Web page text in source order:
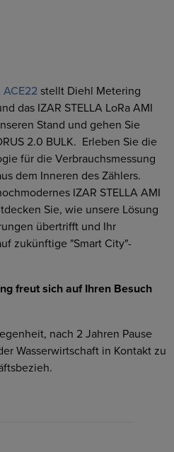
ACE22stellt Diehl Metering
das IZAR STELLA LoRa AMI
Stand und gehen Sie
2.0 BULK. Erleben Sie die
für die Verbrauchsmessung
dem Inneren des Zählers.
IZAR STELLA AMI
Sie, wie unsere Lösung
übertrifft und Ihr
zukünftige "Smart City"-
freut sich auf Ihren Besuch
nach 2 Jahren Pause
Wasserwirtschaft in Kontakt zu